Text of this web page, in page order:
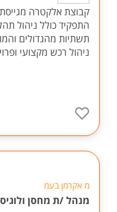
קבוצת אלקטרה
התפקיד כולל ניהול
תשתיות מהגדולים
ניהול רכש מקצועי
מ אקרמן בעמ
מנהל /ת מחסן